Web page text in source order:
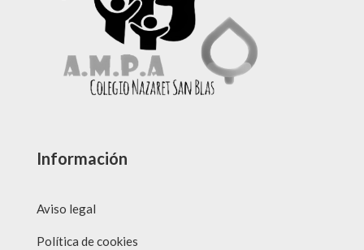
Información
Aviso legal
Política de cookies